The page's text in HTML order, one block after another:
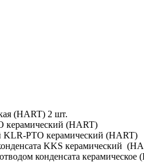
(HART) 2 шт.
керамический (HART)
PTO керамический (HART)
KKS керамический
конденсата керамическое